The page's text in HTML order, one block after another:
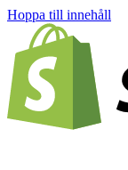
Hoppa till innehåll